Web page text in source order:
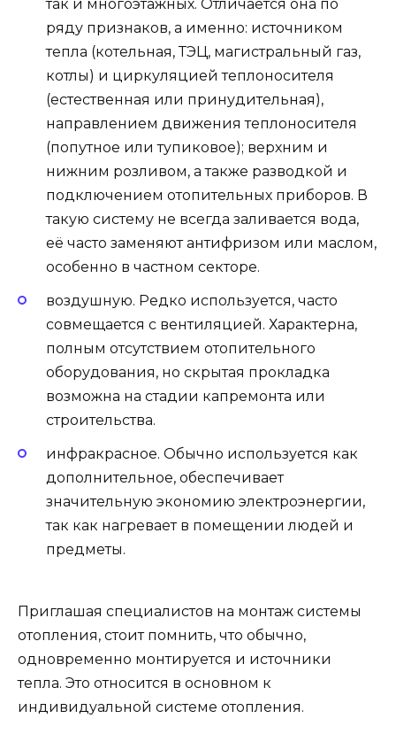
так и многоэтажных. Отличается она по
ряду признаков, а именно: источником
тепла (котельная, ТЭЦ, магистральный газ,
котлы) и циркуляцией теплоносителя
(естественная или принудительная),
направлением движения теплоносителя
(попутное или тупиковое); верхним и
нижним розливом, а также разводкой и
подключением отопительных приборов. В
такую систему не всегда заливается вода,
её часто заменяют антифризом или маслом,
особенно в частном секторе.
воздушную. Редко используется, часто
совмещается с вентиляцией. Характерна,
полным отсутствием отопительного
оборудования, но скрытая прокладка
возможна на стадии капремонта или
строительства.
инфракрасное. Обычно используется как
дополнительное, обеспечивает
значительную экономию электроэнергии,
так как нагревает в помещении людей и
предметы.
Приглашая специалистов на монтаж системы
отопления, стоит помнить, что обычно,
одновременно монтируется и источники
тепла. Это относится в основном к
индивидуальной системе отопления.